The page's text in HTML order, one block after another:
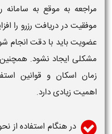
مراجعه به موقع به سامانه
موفقیت در دریافت رزرو را
عضویت باید با دقت انجام
مشکلی ایجاد نشود.
زمان اسکان و قوانین
اهمیت زیادی دارد.
در هنگام استفاده از